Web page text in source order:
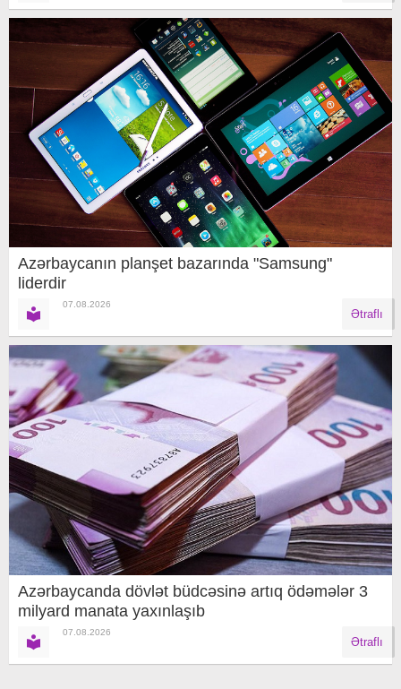
Azərbaycanın planşet bazarında "Samsung"
liderdir
07.08.2026
Ətraflı
Azərbaycanda dövlət büdcəsinə artıq ödəmələr 3
milyard manata yaxınlaşıb
07.08.2026
Ətraflı